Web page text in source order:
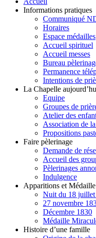
Informations pratiques
Communiqué
Horaires
Espace médailles
Accueil spirituel
Accueil messes
Bureau
Permanence
Intentions de
La Chapelle
Equipe
Groupes de
Atelier des
Association de
Propositions
Faire pèlerinage
Demande de
Accueil des
Pèlerinages
Indulgence
Apparitions et Médaille
Nuit du 18
27 novembre
Décembre 1830
Médaille
Histoire d’une famille